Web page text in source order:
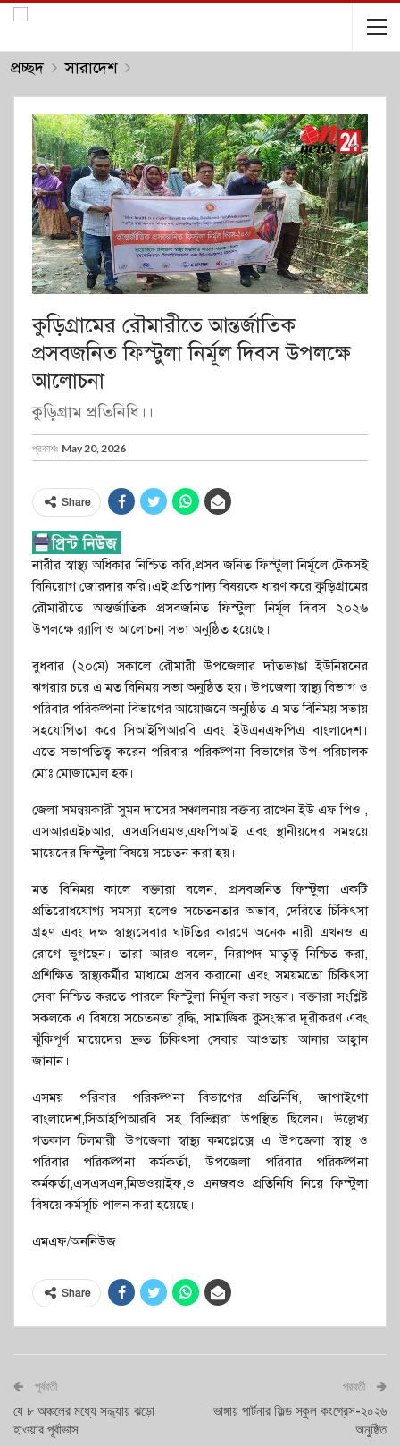
প্রচ্ছদ সারাদেশ
কুড়িগ্রামের রৌমারীতে আন্তর্জাতিক
প্রসবজনিত ফিস্টুলা নির্মূল দিবস উপলক্ষে
আলোচনা
কুড়িগ্রাম প্রতিনিধি।।
প্রকাশঃ May 20, 2026
Share
নারীর স্বাস্থ্য অধিকার নিশ্চিত করি,প্রসব জনিত ফিস্টুলা নির্মূলে টেকসই
বিনিয়োগ জোরদার করি।এই প্রতিপাদ্য বিষয়কে ধারণ করে কুড়িগ্রামের
রৌমারীতে আন্তর্জাতিক প্রসবজনিত ফিস্টুলা নির্মূল দিবস ২০২৬
উপলক্ষে র‍্যালি ও আলোচনা সভা অনুষ্ঠিত হয়েছে।
বুধবার (২০মে) সকালে রৌমারী উপজেলার দাঁতভাঙা ইউনিয়নের
ঝগরার চরে এ মত বিনিময় সভা অনুষ্ঠিত হয়। উপজেলা স্বাস্থ্য বিভাগ ও
পরিবার পরিকল্পনা বিভাগের আয়োজনে অনুষ্ঠিত এ মত বিনিময় সভায়
সহযোগিতা করে সিআইপিআরবি এবং ইউএনএফপিএ বাংলাদেশ।
এতে সভাপতিত্ব করেন পরিবার পরিকল্পনা বিভাগের উপ-পরিচালক
মোঃ মোজাম্মেল হক।
জেলা সমন্বয়কারী সুমন দাসের সঞ্চালনায় বক্তব্য রাখেন ইউ এফ পিও ,
এসআরএইচআর, এসএসিএমও,এফপিআই এবং স্থানীয়দের সমন্বয়ে
মায়েদের ফিস্টুলা বিষয়ে সচেতন করা হয়।
মত বিনিময় কালে বক্তারা বলেন, প্রসবজনিত ফিস্টুলা একটি
প্রতিরোধযোগ্য সমস্যা হলেও সচেতনতার অভাব, দেরিতে চিকিৎসা
গ্রহণ এবং দক্ষ স্বাস্থ্যসেবার ঘাটতির কারণে অনেক নারী এখনও এ
রোগে ভুগছেন। তারা আরও বলেন, নিরাপদ মাতৃত্ব নিশ্চিত করা,
প্রশিক্ষিত স্বাস্থ্যকর্মীর মাধ্যমে প্রসব করানো এবং সময়মতো চিকিৎসা
সেবা নিশ্চিত করতে পারলে ফিস্টুলা নির্মূল করা সম্ভব। বক্তারা সংশ্লিষ্ট
সকলকে এ বিষয়ে সচেতনতা বৃদ্ধি, সামাজিক কুসংস্কার দূরীকরণ এবং
ঝুঁকিপূর্ণ মায়েদের দ্রুত চিকিৎসা সেবার আওতায় আনার আহ্বান
জানান।
এসময় পরিবার পরিকল্পনা বিভাগের প্রতিনিধি, জাপাইগো
বাংলাদেশ,সিআইপিআরবি সহ বিভিন্নরা উপস্থিত ছিলেন। উল্লেখ্য
গতকাল চিলমারী উপজেলা স্বাস্থ্য কমপ্লেক্সে এ উপজেলা স্বাস্থ ও
পরিবার পরিকল্পনা কর্মকর্তা, উপজেলা পরিবার পরিকল্পনা
কর্মকর্তা,এসএসএন,মিডওয়াইফ,ও এনজবও প্রতিনিধি নিয়ে ফিস্টুলা
বিষয়ে কর্মসূচি পালন করা হয়েছে।
এমএফ/অননিউজ
Share
পূর্ববর্তী
যে ৮ অঞ্চলের মধ্যে সন্ধ্যায় ঝড়ো
হাওয়ার পূর্বাভাস
পরবর্তী
ভাঙ্গায় পার্টনার ফিল্ড স্কুল কংগ্রেস-২০২৬
অনুষ্ঠিত